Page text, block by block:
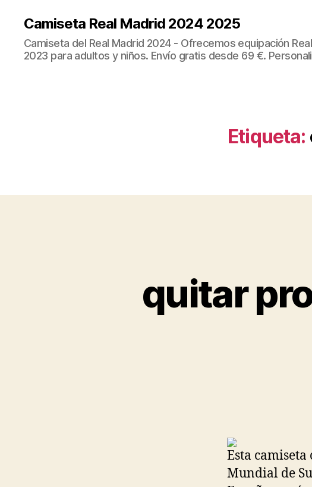
Camiseta Real Madrid 2024 2025
Camiseta del Real Madrid 2024 - Ofrecemos equipación
2023 para adultos y niños. Envío gratis desde 69 €.
Etiqueta:
quitar
Esta
Mundial de